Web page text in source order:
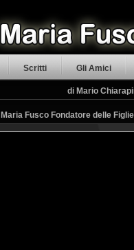
Scritti Gli Amici
di Mario
Fusco Fondatore delle